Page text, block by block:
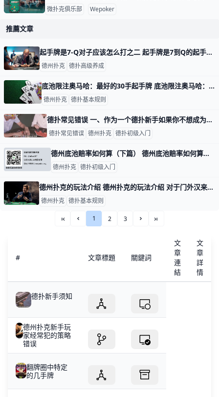
微扑克俱乐部 Wepoker
推薦文章
起手牌是7-Q对子应该怎么打之二 起手牌是7到Q的起手对子，应该怎么打之一：https://www.moshike.com/a/581.html 3 翻牌前，何时应该用中对子跟注
德州扑克 德扑高级养成
底池限注奥马哈：最好的30手起手牌 底池限注奥马哈：最好的30手起手牌 不论你打牌是什么风格，在底池限注奥马哈中获得成功很大一部分要依靠你选择的起手牌。因为你发到的牌是德州扑克中
德州扑克 德扑基本规则
德扑常见错误 一、作为一个德扑新手如果你不想成为那些狡猾的老玩家手中的鱼，你就要注意避免以下几条新手常犯的错误，玩太多的起手牌，许多玩家没有耐心等待一手好
德扑常见错误 德州扑克 德扑初级入门
德州底池赔率如何算（下篇） 德州底池赔率如何算（上篇）：https://www.moshike.com/a/298.html 利用赔率判断是否跟注翻牌前加注 底池赔率不止可
德州扑克 德扑初级入门
德州扑克的玩法介绍 德州扑克的玩法介绍 对于门外汉来说，德州扑克的玩法真的是复杂啊， 经常看赌片里的“跟”、“加码”、“All In”······简直是看的一脸懵逼，
德州扑克 德扑基本规则
«« « 1 2 3 » »»
# 文章標題 關鍵詞
文
章
連
結
文
章
詳
情
德扑新手须知
德州扑克新手玩
家经常犯的策略
错误
翻牌圈中特定
的几手牌